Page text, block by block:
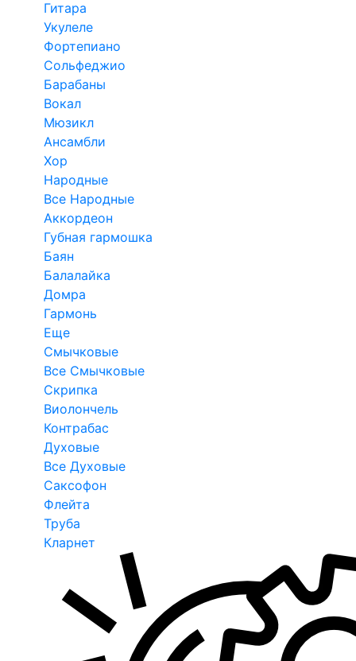
Гитара
Укулеле
Фортепиано
Сольфеджио
Барабаны
Вокал
Мюзикл
Ансамбли
Хор
Народные
Все Народные
Аккордеон
Губная гармошка
Баян
Балалайка
Домра
Гармонь
Еще
Смычковые
Все Смычковые
Скрипка
Виолончель
Контрабас
Духовые
Все Духовые
Саксофон
Флейта
Труба
Кларнет